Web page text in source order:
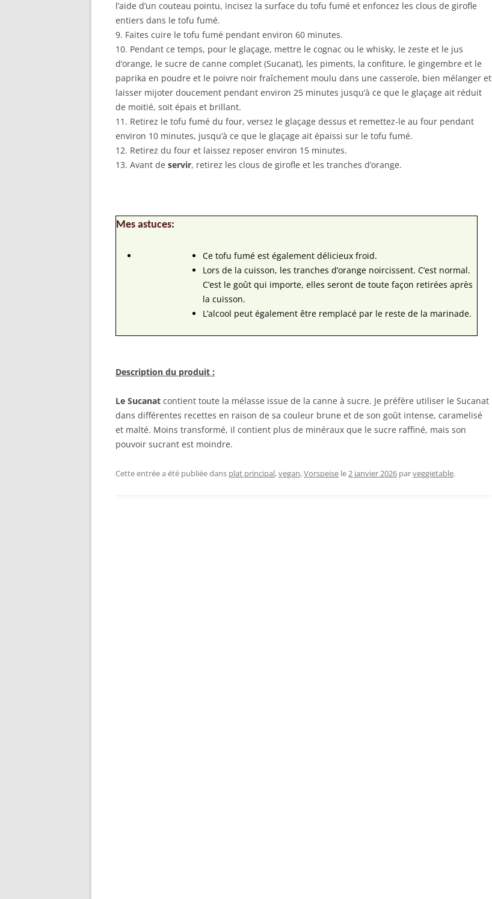
l’aide d’un couteau pointu, incisez la surface du tofu fumé et enfoncez les clous de girofle
entiers dans le tofu fumé.
9. Faites cuire le tofu fumé pendant environ 60 minutes.
10. Pendant ce temps, pour le glaçage, mettre le cognac ou le whisky, le zeste et le jus
d’orange, le sucre de canne complet (Sucanat), les piments, la confiture, le gingembre et le
paprika en poudre et le poivre noir fraîchement moulu dans une casserole, bien mélanger et
laisser mijoter doucement pendant environ 25 minutes jusqu’à ce que le glaçage ait réduit
de moitié, soit épais et brillant.
11. Retirez le tofu fumé du four, versez le glaçage dessus et remettez-le au four pendant
environ 10 minutes, jusqu’à ce que le glaçage ait épaissi sur le tofu fumé.
12. Retirez du four et laissez reposer environ 15 minutes.
13. Avant de servir, retirez les clous de girofle et les tranches d’orange.
Mes astuces:
Ce tofu fumé est également délicieux froid.
Lors de la cuisson, les tranches d’orange noircissent. C’est normal.
C’est le goût qui importe, elles seront de toute façon retirées après
la cuisson.
L’alcool peut également être remplacé par le reste de la marinade.
Description du produit :
Le Sucanat contient toute la mélasse issue de la canne à sucre. Je préfère utiliser le Sucanat
dans différentes recettes en raison de sa couleur brune et de son goût intense, caramelisé
et malté. Moins transformé, il contient plus de minéraux que le sucre raffiné, mais son
pouvoir sucrant est moindre.
Cette entrée a été publiée dans plat principal,vegan,Vorspeise le2 janvier 2026 parveggietable.